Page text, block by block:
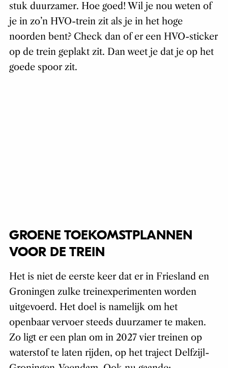
stuk duurzamer. Hoe goed! Wil je nou weten of
je in zo’n HVO-trein zit als je in het hoge
noorden bent? Check dan of er een HVO-sticker
op de trein geplakt zit. Dan weet je dat je op het
goede spoor zit.
GROENE TOEKOMSTPLANNEN
VOOR DE TREIN
Het is niet de eerste keer dat er in Friesland en
Groningen zulke treinexperimenten worden
uitgevoerd. Het doel is namelijk om het
openbaar vervoer steeds duurzamer te maken.
Zo ligt er een plan om in 2027 vier treinen op
waterstof te laten rijden, op het traject Delfzijl-